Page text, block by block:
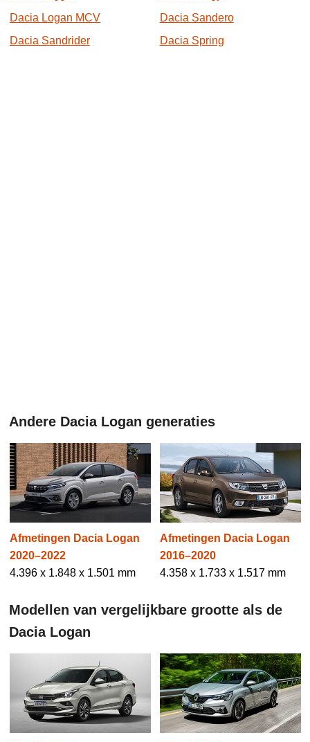
Dacia Logan MCV
Dacia Sandero
Dacia Sandrider
Dacia Spring
Andere Dacia Logan generaties
Afmetingen Dacia Logan
2020–2022
4.396 x 1.848 x 1.501 mm
Afmetingen Dacia Logan
2016–2020
4.358 x 1.733 x 1.517 mm
Modellen van vergelijkbare grootte als de
Dacia Logan